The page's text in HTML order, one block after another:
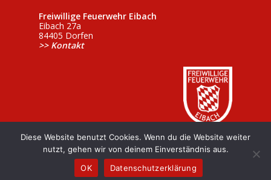
Freiwillige Feuerwehr Eibach
Eibach 27a
84405 Dorfen
>> Kontakt
Diese Website benutzt Cookies. Wenn du die Website weiter
nutzt, gehen wir von deinem Einverständnis aus.
OK
Datenschutzerklärung